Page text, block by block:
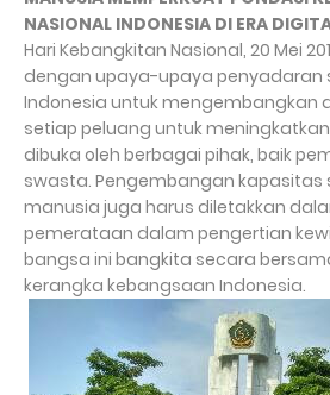
NASIONAL INDONESIA DI ERA
Hari Kebangkitan Nasional, 20 Mei
dengan upaya-upaya penyadaran
Indonesia untuk mengembangkan
setiap peluang untuk
dibuka oleh berbagai pihak, baik
swasta. Pengembangan kapasitas
manusia juga harus diletakkan
pemerataan dalam pengertian
bangsa ini bangkita secara
kerangka kebangsaan Indonesia.